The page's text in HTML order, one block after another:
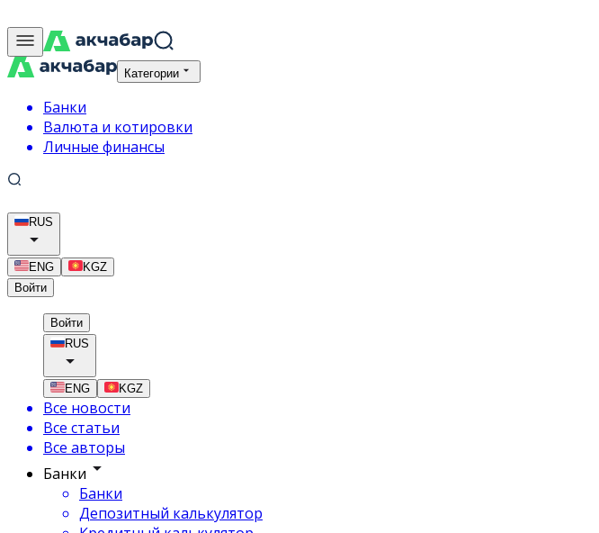
Категории
Банки
Валюта и котировки
Личные финансы
RUS
ENG
KGZ
Войти
Войти
RUS
ENG KGZ
Все новости
Все статьи
Все авторы
Банки
Банки
Депозитный калькулятор